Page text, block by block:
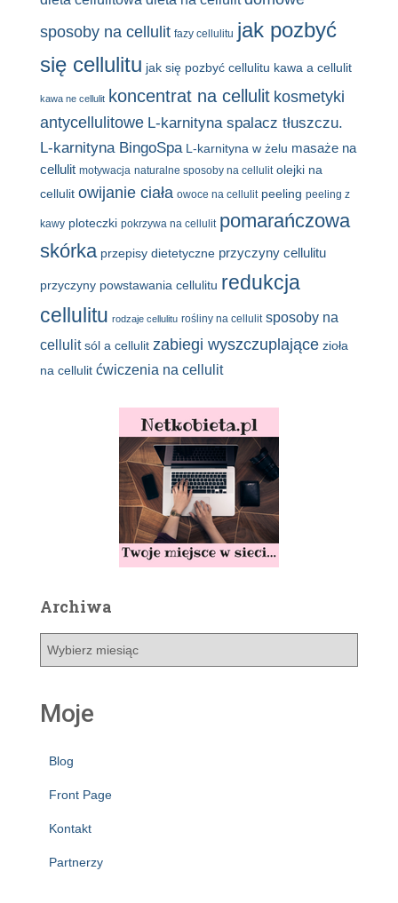
sposoby na cellulit fazy cellulitu jak pozbyć
się cellulitu jak się pozbyć cellulitu kawa a cellulit
kawa ne cellulit koncentrat na cellulit kosmetyki
antycellulitowe L-karnityna spalacz tłuszczu.
L-karnityna BingoSpa L-karnityna w żelu masaże na
cellulit motywacja naturalne sposoby na cellulit olejki na
cellulit owijanie ciała owoce na cellulit peeling peeling z
kawy ploteczki pokrzywa na cellulit pomarańczowa
skórka przepisy dietetyczne przyczyny cellulitu
przyczyny powstawania cellulitu redukcja
cellulitu rodzaje cellulitu rośliny na cellulit sposoby na
cellulit sól a cellulit zabiegi wyszczuplające zioła
na cellulit ćwiczenia na cellulit
Archiwa
A
h
iMoje
Blog
Front Page
Kontakt
Partnerzy